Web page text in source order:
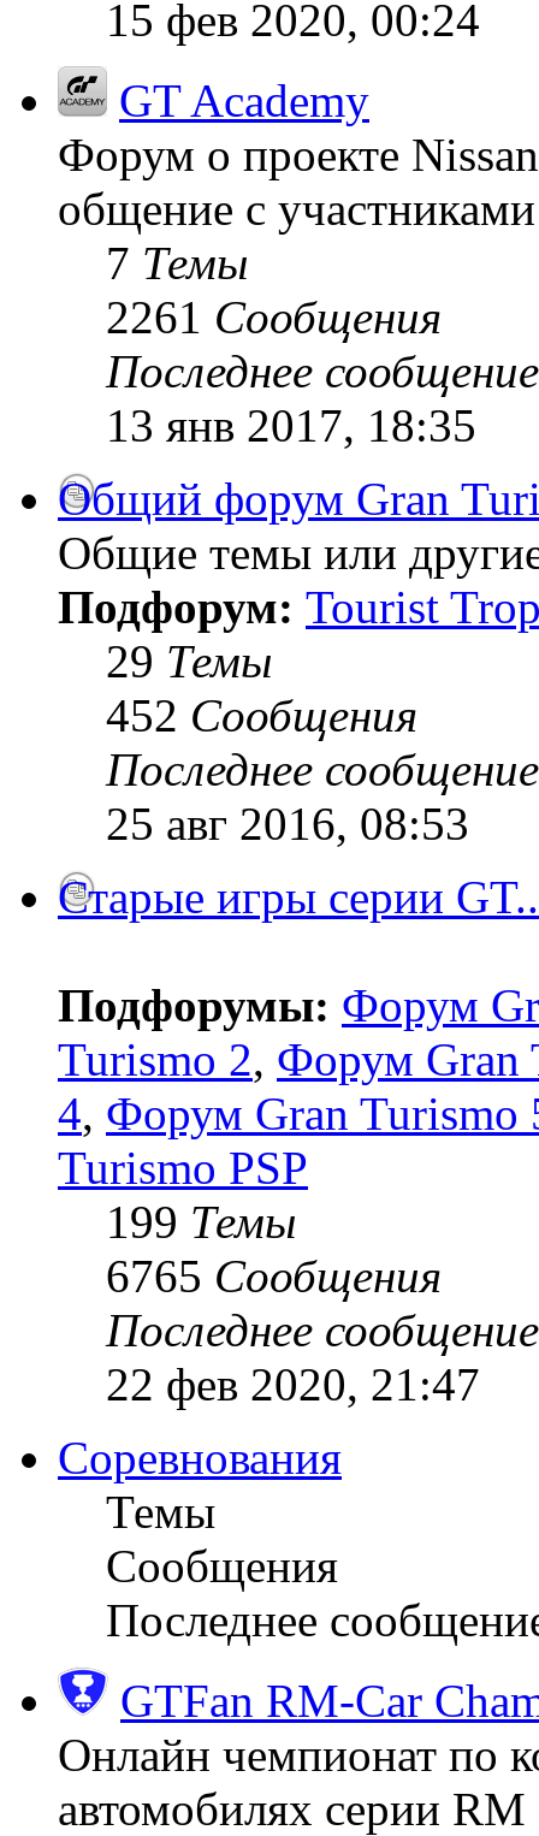
15 фев 2020, 00:24
GT Academy
Форум о проекте
общение с
7 Темы
2261 Сообщения
Последнее сообщение
13 янв 2017, 18:35
Общий форум Gran
Общие темы или
Подфорум: Tourist
29 Темы
452 Сообщения
Последнее сообщение
25 авг 2016, 08:53
Старые игры серии
Подфорумы: Форум
Turismo 2, Форум Gran
4, Форум Gran Turismo
Turismo PSP
199 Темы
6765 Сообщения
Последнее сообщение
22 фев 2020, 21:47
Соревнования
Темы
Сообщения
Последнее
GTFan RM-Car
Онлайн чемпионат по
автомобилях серии